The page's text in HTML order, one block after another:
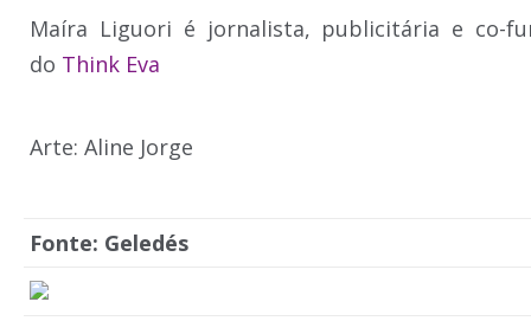
Maíra Liguori é jornalista, publicitária e co-
do Think Eva
Arte: Aline Jorge
Fonte: Geledés